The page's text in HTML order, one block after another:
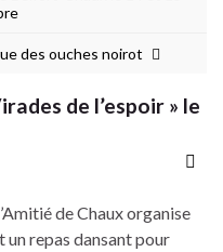
des ouches noirot
de l’espoir » le
de Chaux organise
un repas dansant pour